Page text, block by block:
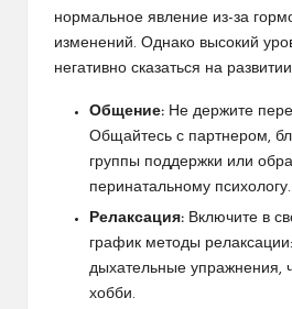
нормальное явление из-за
изменений. Однако высокий
негативно сказаться на
Общение: Не держите
Общайтесь с партнером,
группы поддержки или
перинатальному психологу.
Релаксация: Включите в
график методы
дыхательные упражнения,
хобби.